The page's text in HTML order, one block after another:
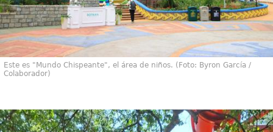
Este es "Mundo Chispeante", el área de niños. (Foto: Byron García /
Colaborador)